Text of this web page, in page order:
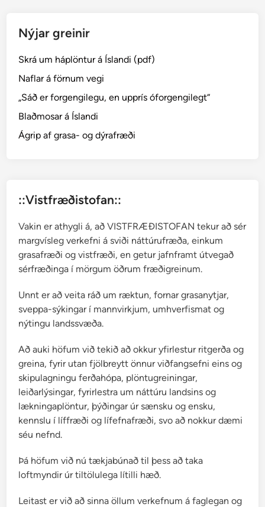
Nýjar greinir
Skrá um háplöntur á Íslandi (pdf)
Naflar á förnum vegi
„Sáð er forgengilegu, en upprís óforgengilegt“
Blaðmosar á Íslandi
Ágrip af grasa- og dýrafræði
::Vistfræðistofan::
Vakin er athygli á, að VISTFRÆÐISTOFAN tekur að sér
margvísleg verkefni á sviði náttúrufræða, einkum
grasafræði og vistfræði, en getur jafnframt útvegað
sérfræðinga í mörgum öðrum fræðigreinum.
Unnt er að veita ráð um ræktun, fornar grasanytjar,
sveppa-sýkingar í mannvirkjum, umhverfismat og
nýtingu landssvæða.
Að auki höfum við tekið að okkur yfirlestur ritgerða og
greina, fyrir utan fjölbreytt önnur viðfangsefni eins og
skipulagningu ferðahópa, plöntugreiningar,
leiðarlýsingar, fyrirlestra um náttúru landsins og
lækningaplöntur, þýðingar úr sænsku og ensku,
kennslu í líffræði og lífefnafræði, svo að nokkur dæmi
séu nefnd.
Þá höfum við nú tækjabúnað til þess að taka
loftmyndir úr tiltölulega lítilli hæð.
Leitast er við að sinna öllum verkefnum á faglegan og